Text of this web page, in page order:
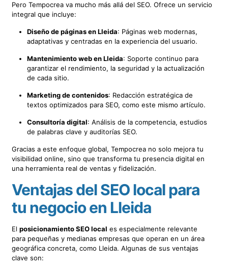
Pero Tempocrea va mucho más allá del SEO. Ofrece un servicio
integral que incluye:
Diseño de páginas en Lleida: Páginas web modernas,
adaptativas y centradas en la experiencia del usuario.
Mantenimiento web en Lleida: Soporte continuo para
garantizar el rendimiento, la seguridad y la actualización
de cada sitio.
Marketing de contenidos: Redacción estratégica de
textos optimizados para SEO, como este mismo artículo.
Consultoría digital: Análisis de la competencia, estudios
de palabras clave y auditorías SEO.
Gracias a este enfoque global, Tempocrea no solo mejora tu
visibilidad online, sino que transforma tu presencia digital en
una herramienta real de ventas y fidelización.
Ventajas del SEO local para
tu negocio en Lleida
Elposicionamiento SEO local es especialmente relevante
para pequeñas y medianas empresas que operan en un área
geográfica concreta, como Lleida. Algunas de sus ventajas
clave son: